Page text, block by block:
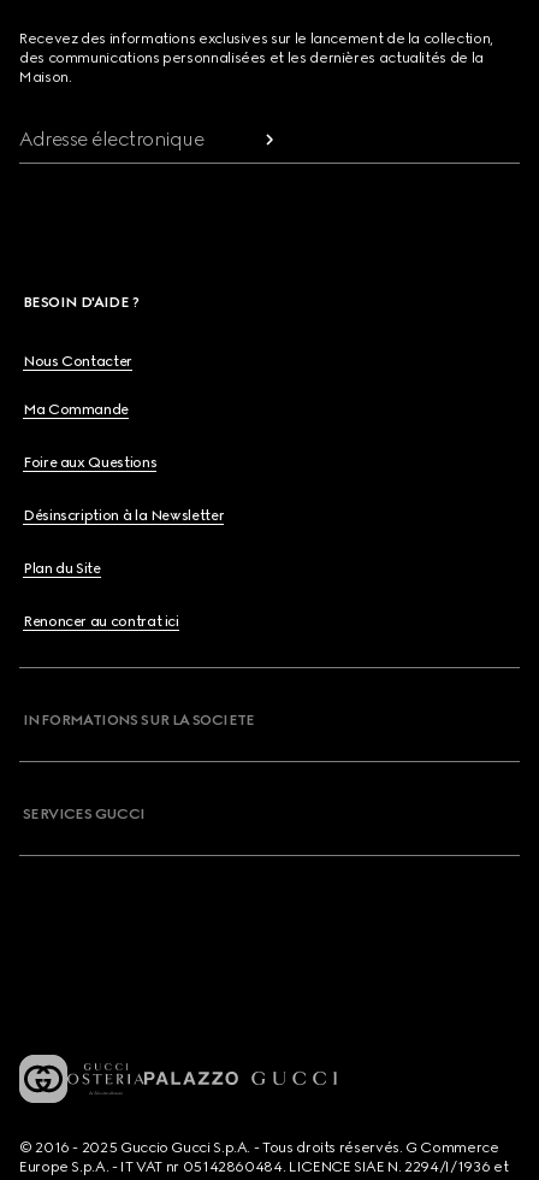
Recevez des informations exclusives sur le lancement de la collection,
des communications personnalisées et les dernières actualités de la
Maison.
Adresse électronique
BESOIN D'AIDE ?
Nous Contacter
Ma Commande
Foire aux Questions
Désinscription à la Newsletter
Plan du Site
Renoncer au contrat ici
INFORMATIONS SUR LA SOCIETE
SERVICES GUCCI
© 2016 - 2025 Guccio Gucci S.p.A. - Tous droits réservés. G Commerce
Europe S.p.A. - IT VAT nr 05142860484. LICENCE SIAE N. 2294/I/1936 et